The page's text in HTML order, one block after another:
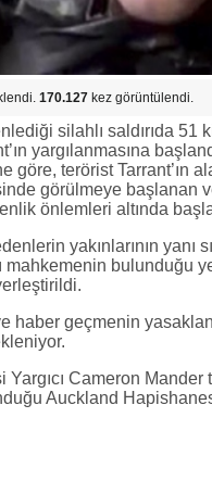
170.127 kez görüntülendi.
silahlı saldırıda 51
yargılanmasına
göre, terörist Tarrant’ın
görülmeye başlanan
önlemleri altında
yakınlarının yanı
mahkemenin bulunduğu
haber geçmenin
Cameron Mander
Auckland